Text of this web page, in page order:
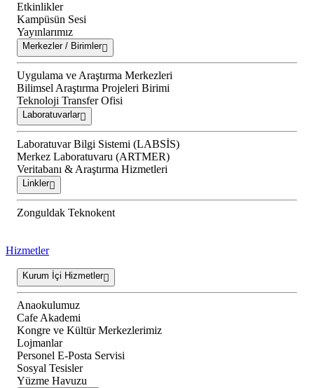
Etkinlikler
Kampüsün Sesi
Yayınlarımız
Merkezler / Birimler
Uygulama ve Araştırma Merkezleri
Bilimsel Araştırma Projeleri Birimi
Teknoloji Transfer Ofisi
Laboratuvarlar
Laboratuvar Bilgi Sistemi (LABSİS)
Merkez Laboratuvaru (ARTMER)
Veritabanı & Araştırma Hizmetleri
Linkler
Zonguldak Teknokent
Hizmetler
Kurum İçi Hizmetler
Anaokulumuz
Cafe Akademi
Kongre ve Kültür Merkezlerimiz
Lojmanlar
Personel E-Posta Servisi
Sosyal Tesisler
Yüzme Havuzu